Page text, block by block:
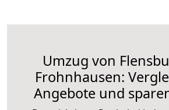
Umzug von
Frohnhausen:
Angebote und